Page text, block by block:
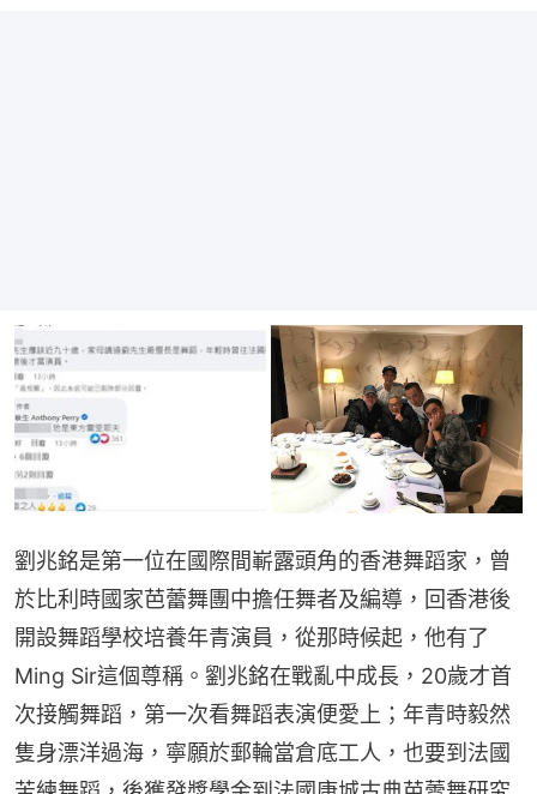
劉兆銘是第一位在國際間嶄露頭角的香港舞蹈家，曾
於比利時國家芭蕾舞團中擔任舞者及編導，回香港後
開設舞蹈學校培養年青演員，從那時候起，他有了
Ming Sir這個尊稱。劉兆銘在戰亂中成長，20歲才首
次接觸舞蹈，第一次看舞蹈表演便愛上；年青時毅然
隻身漂洋過海，寧願於郵輪當倉底工人，也要到法國